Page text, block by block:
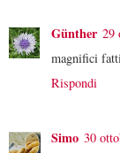
Günther 29
magnifici
Rispondi
Simo 30